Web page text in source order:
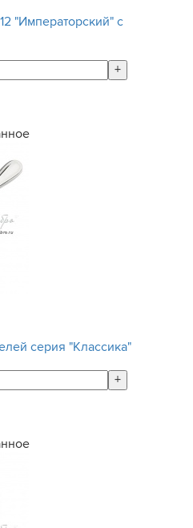
"Императорский" с
+
серия "Классика"
+